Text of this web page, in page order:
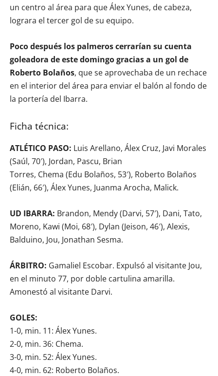
un centro al área para que Álex Yunes, de cabeza,
lograra el tercer gol de su equipo.
Poco después los palmeros cerrarían su cuenta
goleadora de este domingo gracias a un gol de
Roberto Bolaños, que se aprovechaba de un rechace
en el interior del área para enviar el balón al fondo de
la portería del Ibarra.
Ficha técnica:
ATLÉTICO PASO: Luis Arellano, Álex Cruz, Javi Morales
(Saúl, 70′), Jordan, Pascu, Brian
Torres, Chema (Edu Bolaños, 53′), Roberto Bolaños
(Elián, 66′), Álex Yunes, Juanma Arocha, Malick.
UD IBARRA: Brandon, Mendy (Darvi, 57′), Dani, Tato,
Moreno, Kawi (Moi, 68′), Dylan (Jeison, 46′), Alexis,
Balduino, Jou, Jonathan Sesma.
ÁRBITRO: Gamaliel Escobar. Expulsó al visitante Jou,
en el minuto 77, por doble cartulina amarilla.
Amonestó al visitante Darvi.
GOLES:
1-0, min. 11: Álex Yunes.
2-0, min. 36: Chema.
3-0, min. 52: Álex Yunes.
4-0, min. 62: Roberto Bolaños.